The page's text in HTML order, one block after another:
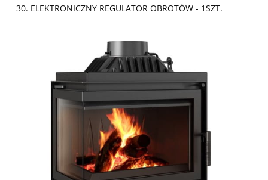
ELEKTRONICZNY REGULATOR OBROTÓW - 1SZT.